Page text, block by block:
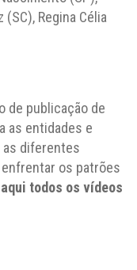
(SC), Regina Célia
de publicação de
as entidades e
as diferentes
os patrões
todos os vídeos